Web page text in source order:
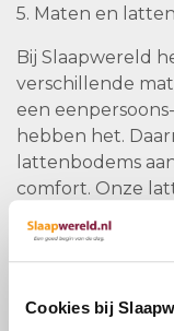
Cookies bij
5. Maten en
Bij Slaapwereld
verschillende
een
hebben het.
lattenbodems
comfort. Onze
verschillende
juiste
slaapbehoeften.
6. Het belang